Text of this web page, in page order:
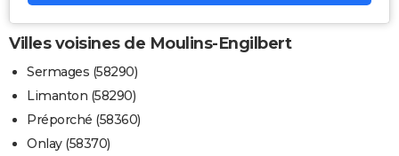
Villes voisines de Moulins-Engilbert
Sermages (58290)
Limanton (58290)
Préporché (58360)
Onlay (58370)